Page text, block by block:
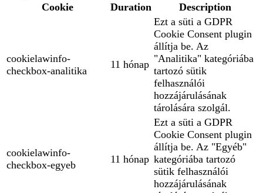
Cookie
Duration Description
cookielawinfo-
checkbox-analitika
11 hónap
Ezt a süti a GDPR
Cookie Consent plugin
állítja be. Az
"Analitika" kategóriába
tartozó sütik
felhasználói
hozzájárulásának
tárolására szolgál.
cookielawinfo-
checkbox-egyeb
11 hónap
Ezt a süti a GDPR
Cookie Consent plugin
állítja be. Az "Egyéb"
kategóriába tartozó
sütik felhasználói
hozzájárulásának